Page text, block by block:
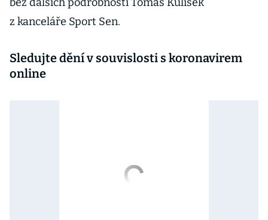
z kanceláře Sport Sen.
Sledujte dění v souvislosti s koronavirem
online